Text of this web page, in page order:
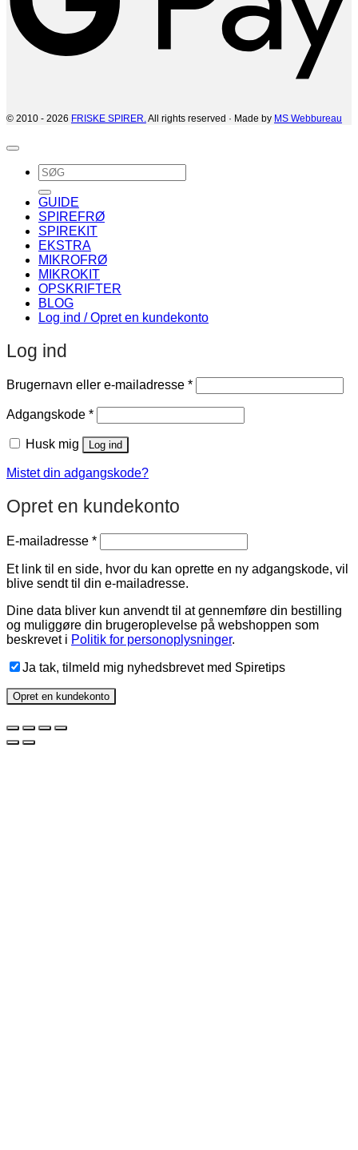
© 2010 - 2026 FRISKE SPIRER. All rights reserved · Made by MS Webbureau
Søg
efter:
GUIDE
SPIREFRØ
SPIREKIT
EKSTRA
MIKROFRØ
MIKROKIT
OPSKRIFTER
BLOG
Log ind / Opret en kundekonto
Log ind
Brugernavn eller e-mailadresse *Påkrævet
Adgangskode *Påkrævet
Husk mig Log ind
Mistet din adgangskode?
Opret en kundekonto
E-mailadresse *Påkrævet
Et link til en side, hvor du kan oprette en ny adgangskode, vil
blive sendt til din e-mailadresse.
Dine data bliver kun anvendt til at gennemføre din bestilling
og muliggøre din brugeroplevelse på webshoppen som
beskrevet i Politik for personoplysninger.
Ja tak, tilmeld mig nyhedsbrevet med Spiretips
Opret en kundekonto